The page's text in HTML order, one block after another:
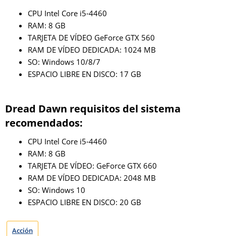
CPU Intel Core i5-4460
RAM: 8 GB
TARJETA DE VÍDEO GeForce GTX 560
RAM DE VÍDEO DEDICADA: 1024 MB
SO: Windows 10/8/7
ESPACIO LIBRE EN DISCO: 17 GB
Dread Dawn requisitos del sistema
recomendados:
CPU Intel Core i5-4460
RAM: 8 GB
TARJETA DE VÍDEO: GeForce GTX 660
RAM DE VÍDEO DEDICADA: 2048 MB
SO: Windows 10
ESPACIO LIBRE EN DISCO: 20 GB
Acción